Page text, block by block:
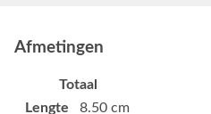
Afmetingen
Totaal
Lengte
8.50 cm